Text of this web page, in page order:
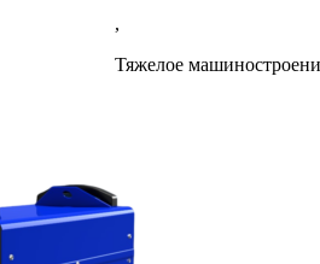
,
Тяжелое